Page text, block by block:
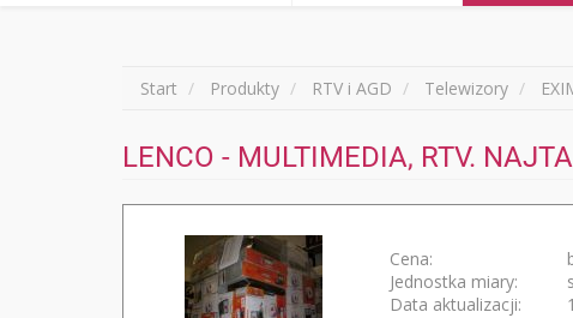
Start Produkty RTV i AGD Telewizory
LENCO - MULTIMEDIA, RTV.
Cena:
Jednostka miary:
Data aktualizacji: